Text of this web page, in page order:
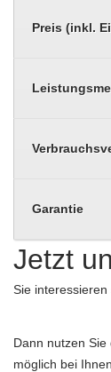
Preis (inkl.
Garantie
Jetzt
Sie
Dann nutzen
möglich bei